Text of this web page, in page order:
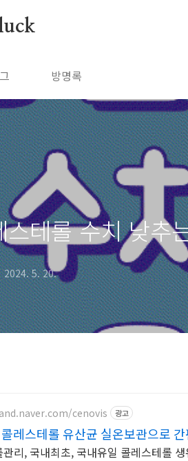
방명록
스테롤 수치 낮추
2024. 5. 20.
cenovis 광고
레스테롤 유산균 실온보관으로
관리, 국내최초, 국내유일 콜레스테롤